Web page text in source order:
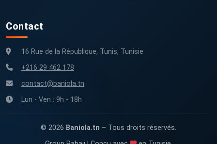
Contact
16 Rue de la République, Tunis, Tunisie
+216 29 462 178
contact@baniola.tn
Lun - Ven : 9h - 18h
© 2026 Baniola.tn – Tous droits réservés.